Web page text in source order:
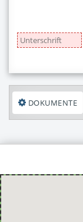
DOKUMENTE